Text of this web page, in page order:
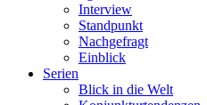
Interview
Standpunkt
Nachgefragt
Einblick
Serien
Blick in die Welt